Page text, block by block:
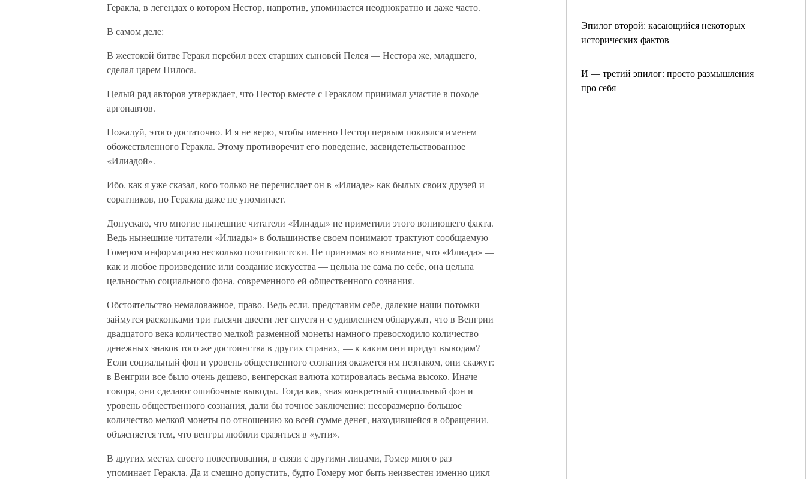
Эпилог второй: касающийся некоторых
исторических фактов
И — третий эпилог: просто размышления
про себя
Геракла, в легендах о котором Нестор, напротив, упоминается неоднократно и даже часто.
В самом деле:
В жестокой битве Геракл перебил всех старших сыновей Пелея — Нестора же, младшего,
сделал царем Пилоса.
Целый ряд авторов утверждает, что Нестор вместе с Гераклом принимал участие в походе
аргонавтов.
Пожалуй, этого достаточно. И я не верю, чтобы именно Нестор первым поклялся именем
обожествленного Геракла. Этому противоречит его поведение, засвидетельствованное
«Илиадой».
Ибо, как я уже сказал, кого только не перечисляет он в «Илиаде» как былых своих друзей и
соратников, но Геракла даже не упоминает.
Допускаю, что многие нынешние читатели «Илиады» не приметили этого вопиющего факта.
Ведь нынешние читатели «Илиады» в большинстве своем понимают-трактуют сообщаемую
Гомером информацию несколько позитивистски. Не принимая во внимание, что «Илиада» —
как и любое произведение или создание искусства — цельна не сама по себе, она цельна
цельностью социального фона, современного ей общественного сознания.
Обстоятельство немаловажное, право. Ведь если, представим себе, далекие наши потомки
займутся раскопками три тысячи двести лет спустя и с удивлением обнаружат, что в Венгрии
двадцатого века количество мелкой разменной монеты намного превосходило количество
денежных знаков того же достоинства в других странах, — к каким они придут выводам?
Если социальный фон и уровень общественного сознания окажется им незнаком, они скажут:
в Венгрии все было очень дешево, венгерская валюта котировалась весьма высоко. Иначе
говоря, они сделают ошибочные выводы. Тогда как, зная конкретный социальный фон и
уровень общественного сознания, дали бы точное заключение: несоразмерно большое
количество мелкой монеты по отношению ко всей сумме денег, находившейся в обращении,
объясняется тем, что венгры любили сразиться в «улти».
В других местах своего повествования, в связи с другими лицами, Гомер много раз
упоминает Геракла. Да и смешно допустить, будто Гомеру мог быть неизвестен именно цикл